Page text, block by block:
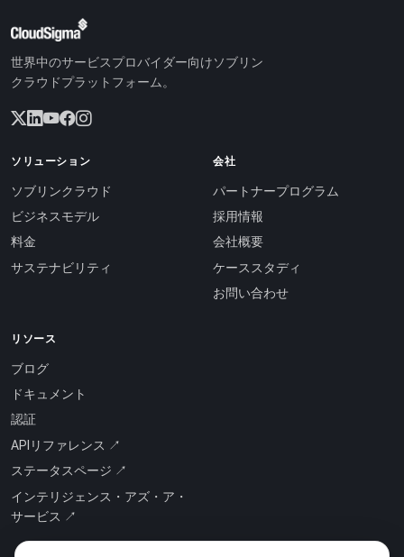
世界中のサービスプロバイダー向けソブリン
クラウドプラットフォーム。
ソリューション
ソブリンクラウド
ビジネスモデル
料金
サステナビリティ
会社
パートナープログラム
採用情報
会社概要
ケーススタディ
お問い合わせ
リソース
ブログ
ドキュメント
認証
APIリファレンス ↗
ステータスページ ↗
インテリジェンス・アズ・ア・
サービス ↗